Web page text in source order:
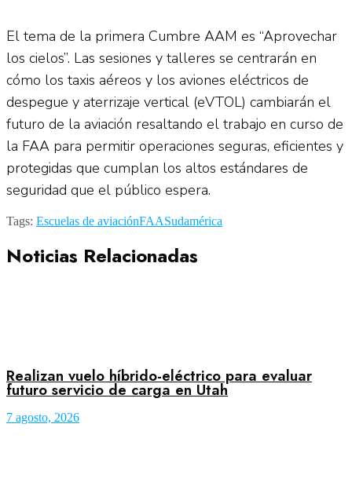
El tema de la primera Cumbre AAM es “Aprovechar
los cielos”. Las sesiones y talleres se centrarán en
cómo los taxis aéreos y los aviones eléctricos de
despegue y aterrizaje vertical (eVTOL) cambiarán el
futuro de la aviación resaltando el trabajo en curso de
la FAA para permitir operaciones seguras, eficientes y
protegidas que cumplan los altos estándares de
seguridad que el público espera.
Tags: Escuelas de aviaciónFAASudamérica
Noticias Relacionadas
Realizan vuelo híbrido-eléctrico para evaluar
futuro servicio de carga en Utah
7 agosto, 2026